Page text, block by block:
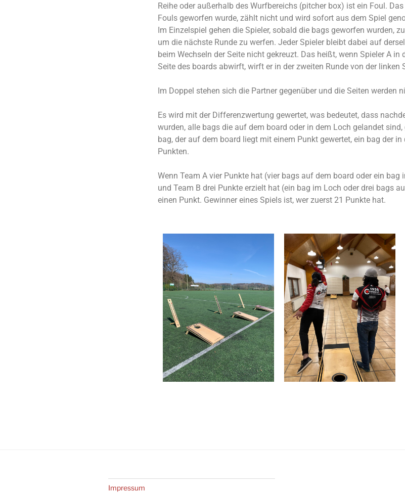
Reihe oder außerhalb des Wurfbereichs (pitcher box) ist ein Foul.
Fouls geworfen wurde, zählt nicht und wird sofort aus dem Spiel
Im Einzelspiel gehen die Spieler, sobald die bags geworfen wurden,
um die nächste Runde zu werfen. Jeder Spieler bleibt dabei auf
beim Wechseln der Seite nicht gekreuzt. Das heißt, wenn Spieler A in
Seite des boards abwirft, wirft er in der zweiten Runde von der linken
Im Doppel stehen sich die Partner gegenüber und die Seiten werden
Es wird mit der Differenzwertung gewertet, was bedeutet, dass
wurden, alle bags die auf dem board oder in dem Loch gelandet
bag, der auf dem board liegt mit einem Punkt gewertet, ein bag der
Punkten.
Wenn Team A vier Punkte hat (vier bags auf dem board oder ein
und Team B drei Punkte erzielt hat (ein bag im Loch oder drei bags
einen Punkt. Gewinner eines Spiels ist, wer zuerst 21 Punkte hat.
Impressum